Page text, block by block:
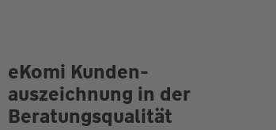
eKomi Kunden­
auszeichnung in der
Beratungsqualität